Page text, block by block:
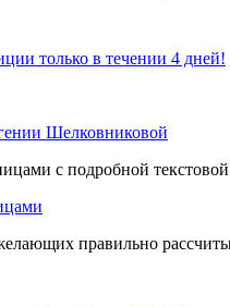
только в течении 4 дней!
Шелковниковой
с подробной
правильно